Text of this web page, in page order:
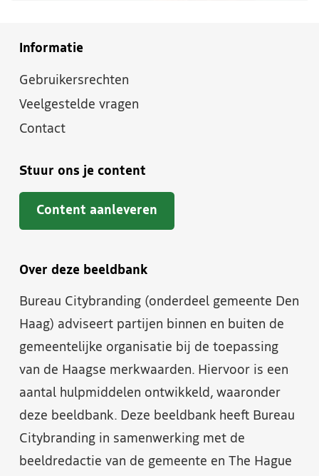
Informatie
Gebruikersrechten
Veelgestelde vragen
Contact
Stuur ons je content
Content aanleveren
Over deze beeldbank
Bureau Citybranding (onderdeel gemeente Den
Haag) adviseert partijen binnen en buiten de
gemeentelijke organisatie bij de toepassing
van de Haagse merkwaarden. Hiervoor is een
aantal hulpmiddelen ontwikkeld, waaronder
deze beeldbank. Deze beeldbank heeft Bureau
Citybranding in samenwerking met de
beeldredactie van de gemeente en The Hague